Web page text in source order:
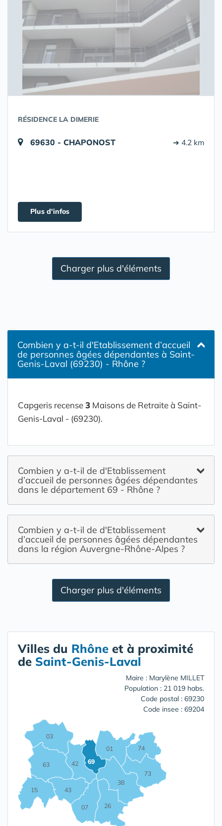
RÉSIDENCE LA DIMERIE
69630 - CHAPONOST ➔ 4.2 km
Plus d'infos
Charger plus d'éléments
Combien y a-t-il d'Etablissement d’accueil
de personnes âgées dépendantes à Saint-
Genis-Laval (69230) - Rhône ?
Capgeris recense3 Maisons de Retraite à Saint-
Genis-Laval - (69230).
Combien y a-t-il de d'Etablissement
d’accueil de personnes âgées dépendantes
dans le département 69 - Rhône ?
Combien y a-t-il de d'Etablissement
d’accueil de personnes âgées dépendantes
dans la région Auvergne-Rhône-Alpes ?
Charger plus d'éléments
Villes du Rhône et à proximité
de Saint-Genis-Laval
Maire : Marylène MILLET
Population : 21 019 habs.
Code postal : 69230
Code insee : 69204
01
03
07
15
26
38
42
43
63
69
73
74